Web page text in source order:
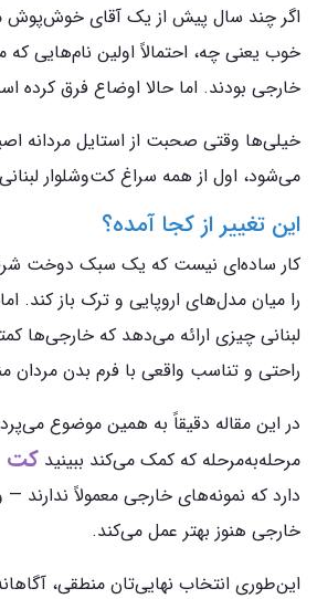
اگر چند سال پیش از یک آقای خوش‌پوش
خوب یعنی چه، احتمالاً اولین نام‌هایی که
خارجی بودند. اما حالا اوضاع فرق کرده
خیلی‌ها وقتی صحبت از استایل مردانه
می‌شود، اول از همه سراغ کت‌وشلوار
این تغییر از کجا آمده؟
کار ساده‌ای نیست که یک سبک دوخت
را میان مدل‌های اروپایی و ترک باز کند.
لبنانی چیزی ارائه می‌دهد که خارجی‌ها
راحتی و تناسب واقعی با فرم بدن مردان
در این مقاله دقیقاً به همین موضوع
مرحله‌به‌مرحله که کمک می‌کند ببینید کت‌
دارد که نمونه‌های خارجی معمولاً ندارند —
خارجی هنوز بهتر عمل می‌کند.
این‌طوری انتخاب نهایی‌تان منطقی،